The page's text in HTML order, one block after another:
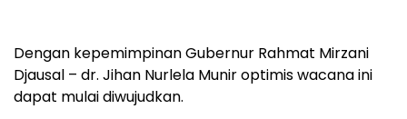
Dengan kepemimpinan Gubernur Rahmat Mirzani
Djausal – dr. Jihan Nurlela Munir optimis wacana ini
dapat mulai diwujudkan.